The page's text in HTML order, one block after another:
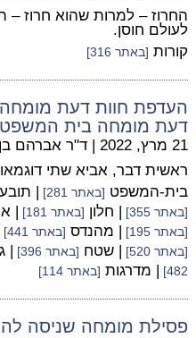
החרוז – למרות שהוא חרוז –
לעולם חוסן.
קורות [באתר 316]
העדפת חוות דעת מומחה
דעת מומחה בית המשפט
21 מרץ, 2022 | ד"ר אברהם
ראשית דבר, אביא שתי
בית-המשפט [באתר 281] | תובע
[באתר 355] | חלון [באתר 181] |
[באתר 195] | מהנדס [באתר 441]
[באתר 520] | שטח [באתר 396] |
482]
| מדרגות [באתר 114]
פסילת מומחה שניסה